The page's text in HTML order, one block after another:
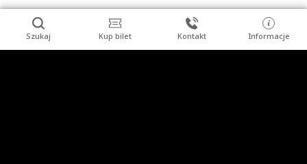
Szukaj Kup bilet Kontakt Informacje